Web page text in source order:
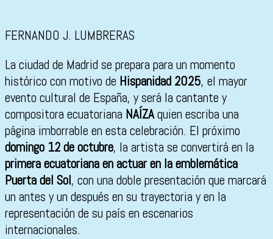
FERNANDO J. LUMBRERAS
La ciudad de Madrid se prepara para un momento
histórico con motivo de Hispanidad 2025, el mayor
evento cultural de España, y será la cantante y
compositora ecuatoriana NAÍZAquien escriba una
página imborrable en esta celebración. El próximo
domingo 12 de octubre, la artista se convertirá en la
primera ecuatoriana en actuar en la emblemática
Puerta del Sol, con una doble presentación que marcará
un antes y un después en su trayectoria y en la
representación de su país en escenarios
internacionales.